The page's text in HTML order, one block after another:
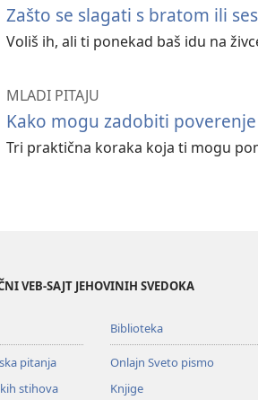
Zašto se slagati s bratom ili
Voliš ih, ali ti ponekad baš idu na
MLADI PITAJU
Kako mogu zadobiti
Tri praktična koraka koja ti mogu
VEB-SAJT JEHOVINIH SVEDOKA
pitanja
stihova
Biblioteka
Onlajn Sveto pismo
Knjige